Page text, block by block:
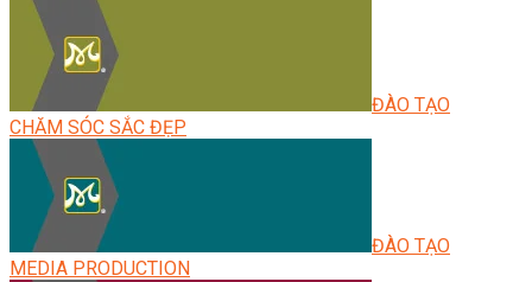
ĐÀO TẠO
CHĂM SÓC SẮC ĐẸP
ĐÀO TẠO
MEDIA PRODUCTION